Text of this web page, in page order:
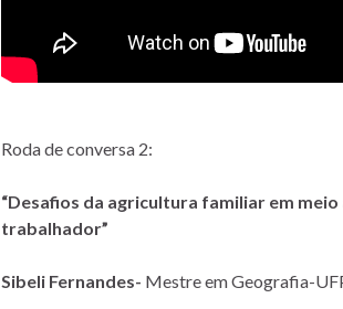
Roda de conversa 2:
“Desafios da agricultura familiar em
trabalhador”
Sibeli Fernandes- Mestre em Geografia-